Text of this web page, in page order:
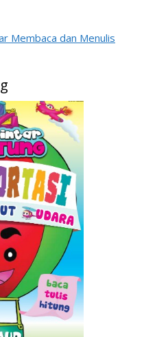
Membaca dan Menulis